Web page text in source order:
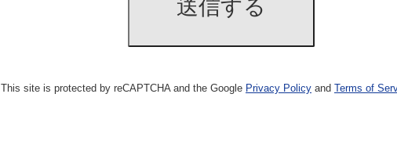
This site is protected by reCAPTCHA and the Google Privacy Policy and Terms of